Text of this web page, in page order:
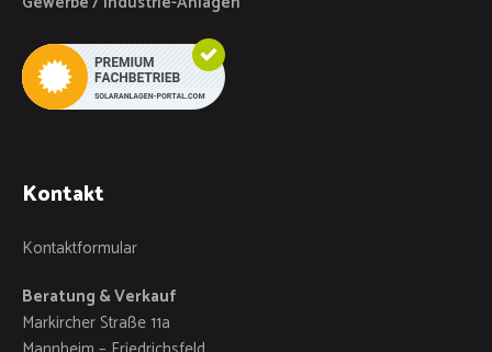
Kontakt
Kontaktformular
Beratung & Verkauf
Markircher Straße 11a